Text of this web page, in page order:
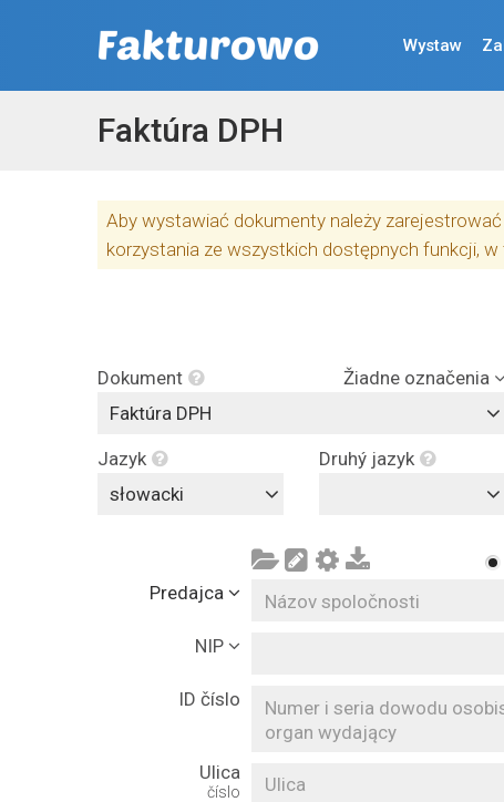
Wystaw
Faktúra DPH
Aby wystawiać dokumenty należy
korzystania ze wszystkich dostępnych funkcji,
Dokument
Žiadne označenia
Faktúra DPH
Jazyk
słowacki
Druhý jazyk
Predajca
NIP
ID číslo
Ulica
číslo